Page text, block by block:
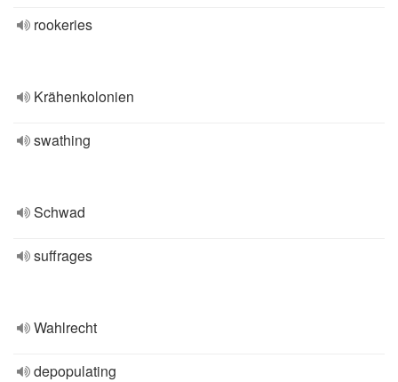
rookeries
Krähenkolonien
swathing
Schwad
suffrages
Wahlrecht
depopulating